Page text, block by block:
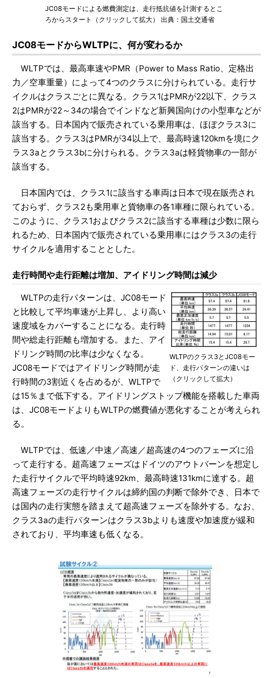
JC08モードによる燃費測定は、走行抵抗値を計測するとこ
ろからスタート（クリックして拡大） 出典：国土交通省
JC08モードからWLTPに、何が変わるか
WLTPでは、最高車速やPMR（Power to Mass Ratio、定格出
力／空車重量）によって4つのクラスに分けられている。走行サ
イクルはクラスごとに異なる。クラス1はPMRが22以下、クラス
2はPMRが22～34の場合でインドなど新興国向けの小型車などが
該当する。日本国内で販売されている乗用車は、ほぼクラス3に
該当する。クラス3はPMRが34以上で、最高時速120kmを境にク
ラス3aとクラス3bに分けられる。クラス3aは軽貨物車の一部が
該当する。
日本国内では、クラス1に該当する車両は日本で現在販売され
ておらず、クラス2も乗用車と貨物車の各1車種に限られている。
このように、クラス1およびクラス2に該当する車種は少数に限ら
れるため、日本国内で販売されている乗用車にはクラス3の走行
サイクルを適用することとした。
走行時間や走行距離は増加、アイドリング時間は減少
WLTPのクラス3とJC08モー
ド、走行パターンの違いは
（クリックして拡大）
WLTPの走行パターンは、JC08モード
と比較して平均車速が上昇し、より高い
速度域をカバーすることになる。走行時
間や総走行距離も増加する。また、アイ
ドリング時間の比率は少なくなる。
JC08モードではアイドリング時間が走
行時間の3割近くを占めるが、WLTPで
は15％まで低下する。アイドリングストップ機能を搭載した車両
は、JC08モードよりもWLTPの燃費値が悪化することが考えられ
る。
WLTPでは、低速／中速／高速／超高速の4つのフェーズに沿
って走行する。超高速フェーズはドイツのアウトバーンを想定し
た走行サイクルで平均時速92km、最高時速131kmに達する。超
高速フェーズの走行サイクルは締約国の判断で除外でき、日本で
は国内の走行実態を踏まえて超高速フェーズを除外する。なお、
クラス3aの走行パターンはクラス3bよりも速度や加速度が緩和
されており、平均車速も低くなる。